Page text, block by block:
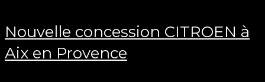
Nouvelle concession CITROEN à
Aix en Provence